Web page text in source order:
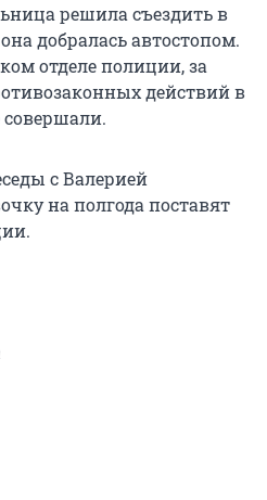
решила съездить в
добралась автостопом.
отделе полиции, за
действий в
с Валерией
на полгода поставят